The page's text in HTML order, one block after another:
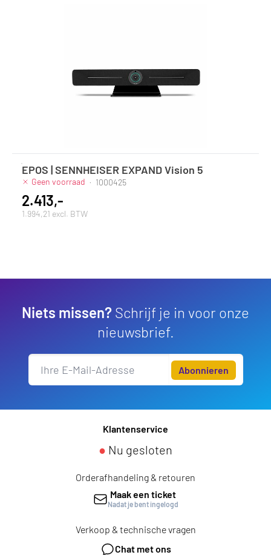
EPOS | SENNHEISER EXPAND Vision 5
Geen voorraad · 1000425
2.413,-
1.994,21 excl. BTW
Niets missen? Schrijf je in voor onze
nieuwsbrief.
Abonnieren
Klantenservice
● Nu gesloten
Orderafhandeling & retouren
Maak een ticket
Nadat je bent ingelogd
Verkoop & technische vragen
Chat met ons